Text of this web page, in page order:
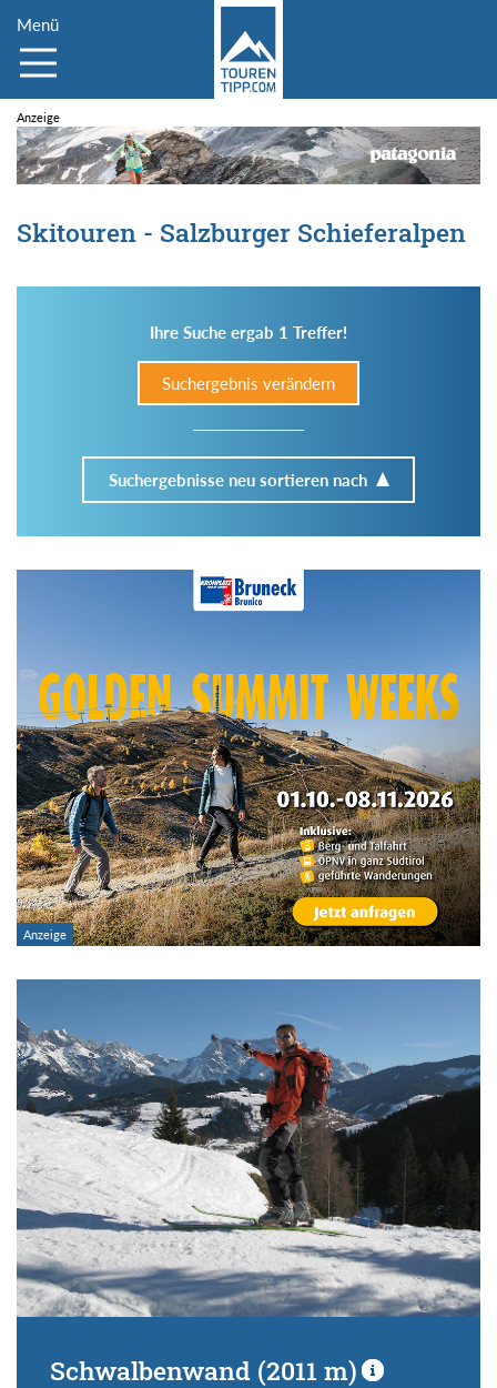
Menü
Skitouren - Salzburger Schieferalpen
Ihre Suche ergab 1 Treffer!
Suchergebnis verändern
Suchergebnisse neu sortieren nach
Im Tourenarchiv suchen
Region:
Gebirge:
Art der Tour:
von
bis
Kondition (Tourdauer):
von
bis
Suchbegriff:
Schwalbenwand (2011 m)